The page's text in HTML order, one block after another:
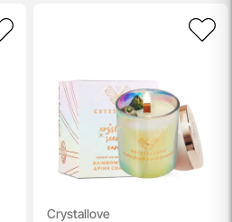
Crystallove